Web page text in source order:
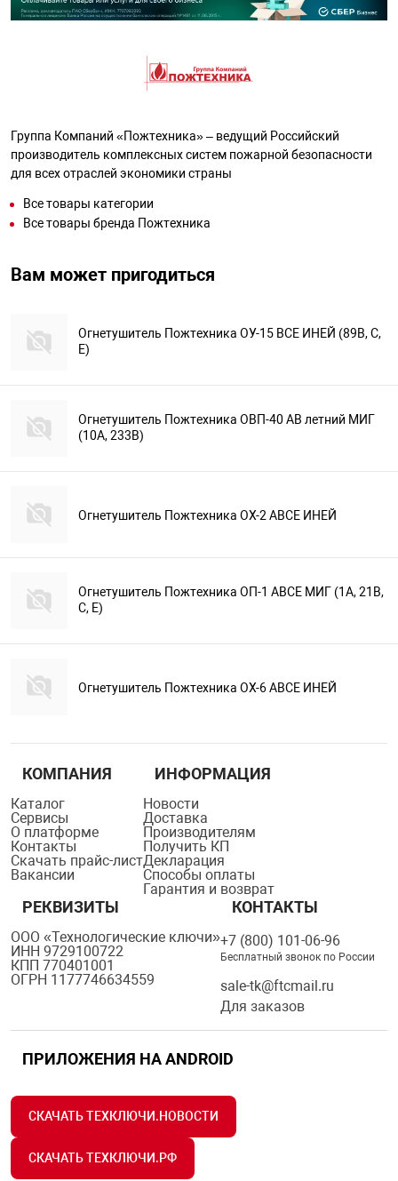
Группа Компаний «Пожтехника» – ведущий Российский
производитель комплексных систем пожарной безопасности
для всех отраслей экономики страны
Все товары категории
Все товары бренда Пожтехника
Вам может пригодиться
Огнетушитель Пожтехника ОУ-15 ВСЕ ИНЕЙ (89В, С,
Е)
Огнетушитель Пожтехника ОВП-40 АВ летний МИГ
(10А, 233В)
Огнетушитель Пожтехника ОХ-2 АВСЕ ИНЕЙ
Огнетушитель Пожтехника ОП-1 АВСЕ МИГ (1А, 21В,
С, Е)
Огнетушитель Пожтехника ОХ-6 АВСЕ ИНЕЙ
КОМПАНИЯ
Каталог
Сервисы
О платформе
Контакты
Скачать прайс-лист
Вакансии
ИНФОРМАЦИЯ
Новости
Доставка
Производителям
Получить КП
Декларация
Способы оплаты
Гарантия и возврат
РЕКВИЗИТЫ
ООО «Технологические ключи»
ИНН 9729100722
КПП 770401001
ОГРН 1177746634559
КОНТАКТЫ
+7 (800) 101-06-96
Бесплатный звонок по России
sale-tk@ftcmail.ru
Для заказов
ПРИЛОЖЕНИЯ НА ANDROID
СКАЧАТЬ ТЕХКЛЮЧИ.НОВОСТИ
СКАЧАТЬ ТЕХКЛЮЧИ.РФ